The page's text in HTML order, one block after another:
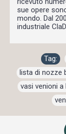
sue opere
mondo. Dal
industriale
Tag:
lista di nozze
vasi venioni a